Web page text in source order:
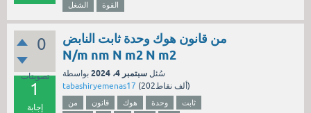
الشغل
القوة
0
تصويتات
1
إجابة
من قانون هوك وحدة ثابت النابض
N/m nm N m2 N m2
سُئل سبتمبر 4، 2024
بواسطة
tabashiryemenas17 ( 202ألف نقاط)
من قانون هوك وحدة
ثابت